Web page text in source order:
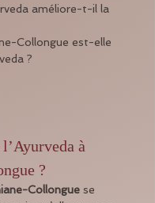
améliore-t-il la
Collongue est-elle
?
à
?
Collongue se